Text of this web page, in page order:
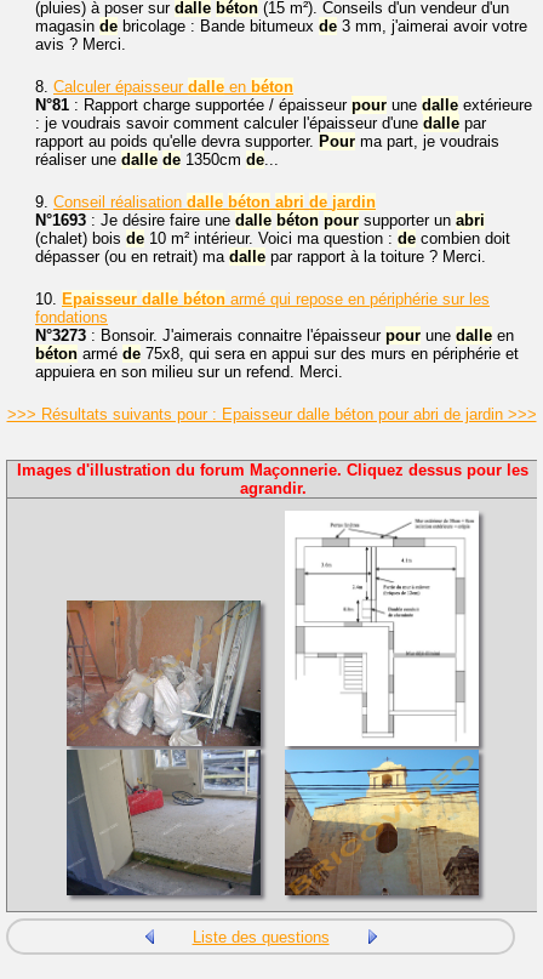
(pluies) à poser sur dalle béton (15 m²). Conseils d'un vendeur d'un
magasin de bricolage : Bande bitumeux de 3 mm, j'aimerai avoir votre
avis ? Merci.
8. Calculer épaisseur dalle en béton
N°81 : Rapport charge supportée / épaisseur pour une dalle extérieure
: je voudrais savoir comment calculer l'épaisseur d'une dalle par
rapport au poids qu'elle devra supporter. Pour ma part, je voudrais
réaliser une dalle de 1350cm de...
9. Conseil réalisation dalle béton abri de jardin
N°1693 : Je désire faire une dalle béton pour supporter un abri
(chalet) bois de 10 m² intérieur. Voici ma question : de combien doit
dépasser (ou en retrait) ma dalle par rapport à la toiture ? Merci.
10. Epaisseur dalle béton armé qui repose en périphérie sur les
fondations
N°3273 : Bonsoir. J'aimerais connaitre l'épaisseur pour une dalle en
béton armé de 75x8, qui sera en appui sur des murs en périphérie et
appuiera en son milieu sur un refend. Merci.
>>> Résultats suivants pour : Epaisseur dalle béton pour abri de jardin >>>
Images d'illustration du forum Maçonnerie. Cliquez dessus pour les
agrandir.
Liste des questions